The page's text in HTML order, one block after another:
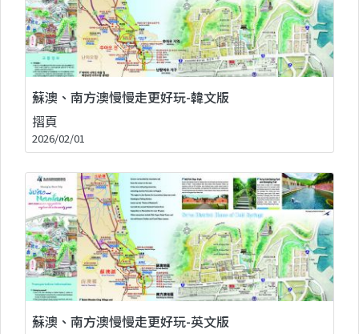
蘇澳、南方澳慢慢走更好玩-韓文版
摺頁
2026/02/01
蘇澳、南方澳慢慢走更好玩-英文版